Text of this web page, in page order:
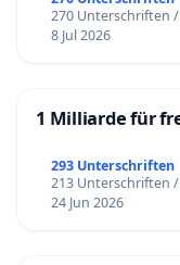
270 Unterschriften /
8 Jul 2026
1 Milliarde für
293 Unterschriften
213 Unterschriften /
24 Jun 2026